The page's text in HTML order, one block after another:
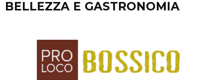
precedente:
BELLEZZA E GASTRONOMIA